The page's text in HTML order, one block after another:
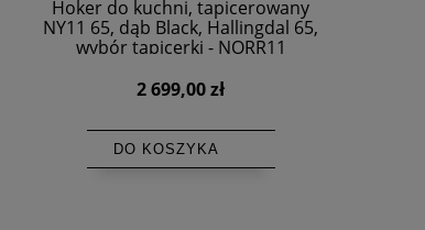
Hoker do kuchni, tapicerowany
NY11 65, dąb Black, Hallingdal 65,
wybór tapicerki - NORR11
2 699,00 zł
DO KOSZYKA